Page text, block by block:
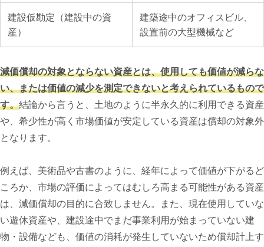
建設仮勘定（建設中の資
産）
建築途中のオフィスビル、
設置前の大型機械など
減価償却の対象とならない資産とは、使用しても価値が減らな
い、または価値の減少を測定できないと考えられているもので
す。結論から言うと、土地のように半永久的に利用できる資産
や、希少性が高く市場価値が安定している資産は償却の対象外
となります。
例えば、美術品や古書のように、経年によって価値が下がるど
ころか、市場の評価によってはむしろ高まる可能性がある資産
は、減価償却の目的に合致しません。また、現在使用していな
い遊休資産や、建設途中でまだ事業利用が始まっていない建
物・設備なども、価値の消耗が発生していないため償却計上す